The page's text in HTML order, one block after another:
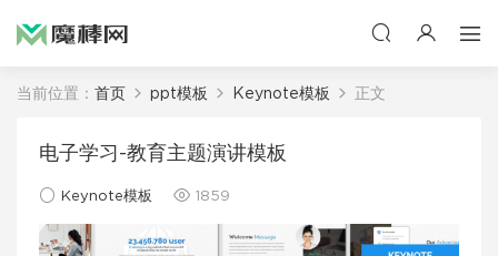
当前位置： 首页 ppt模板 Keynote模板 正文
电子学习-教育主题演讲模板
Keynote模板 1859